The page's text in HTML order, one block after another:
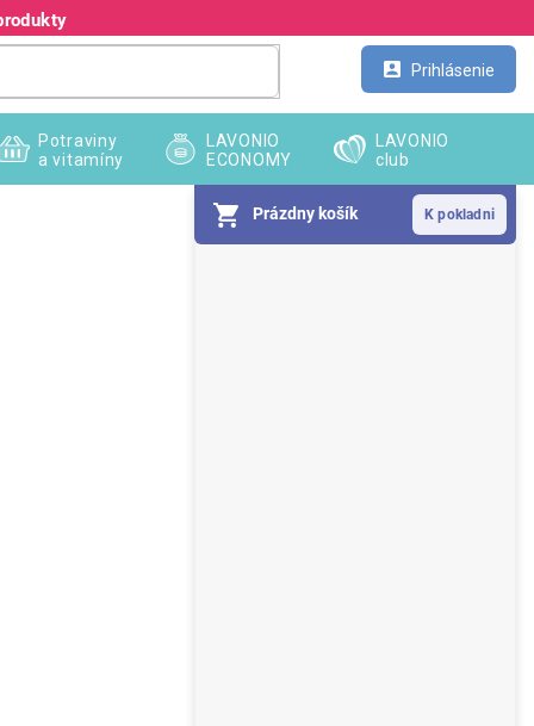
Prihlásenie
Prázdny košík
Potraviny
a vitamíny
LAVONIO
ECONOMY
LAVONIO
club